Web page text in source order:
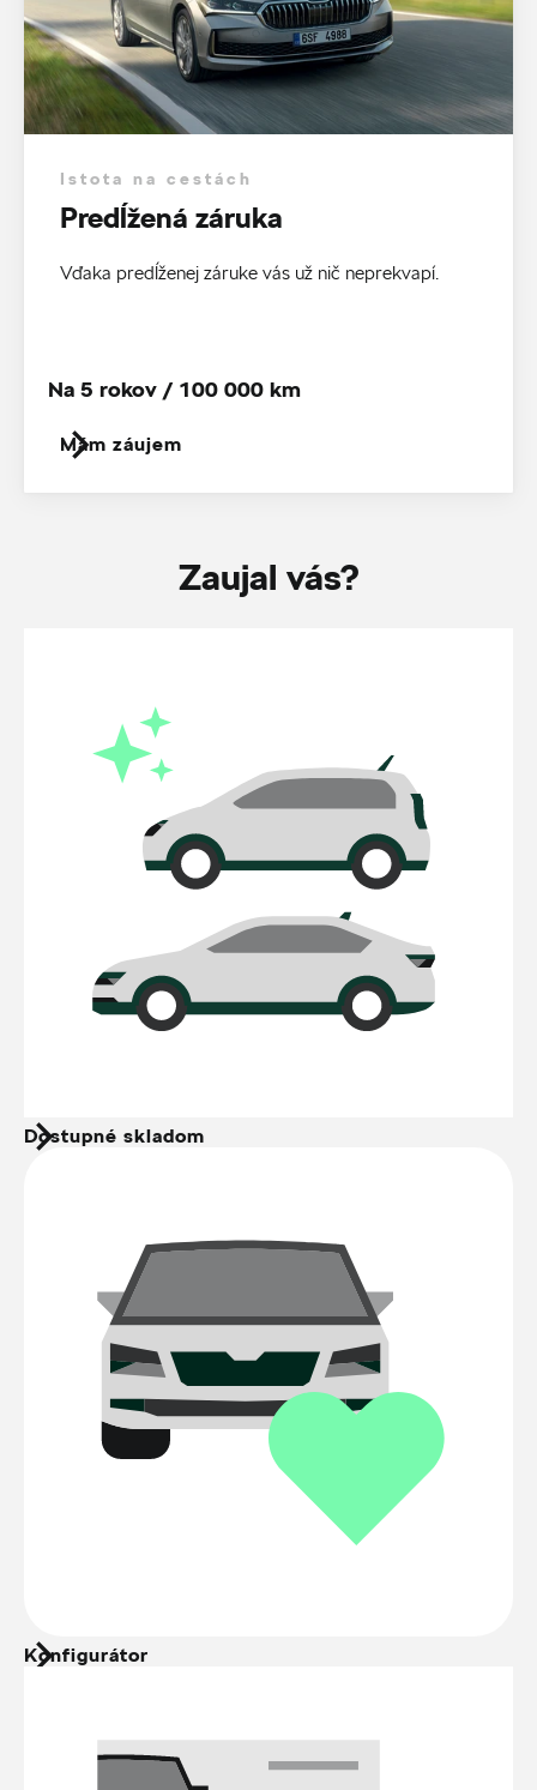
Istota na cestách
Predĺžená záruka
Vďaka predĺženej záruke vás už nič neprekvapí.
Mám záujem
Na 5 rokov / 100 000 km
Zaujal vás?
Dostupné skladom
Konfigurátor